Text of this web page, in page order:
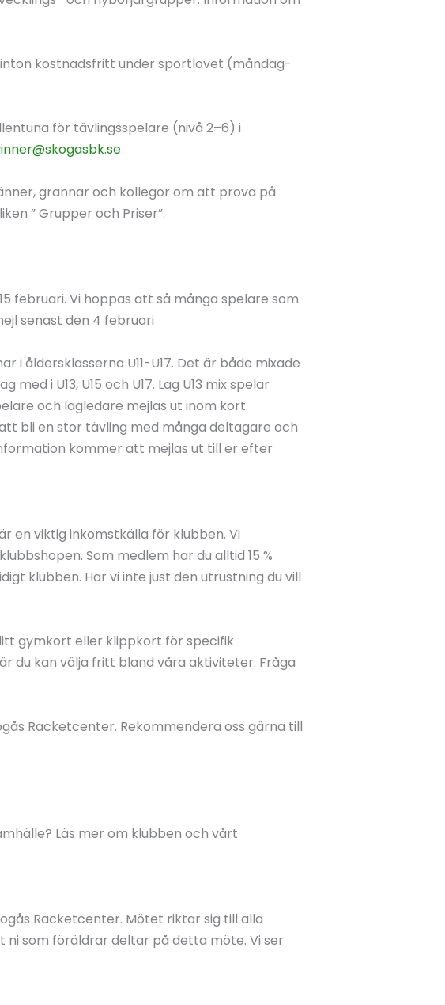
kostnadsfritt under sportlovet (måndag-
för tävlingsspelare (nivå 2–6) i
grannar och kollegor om att prova på
” Grupper och Priser”.
februari. Vi hoppas att så många spelare som
senast den 4 februari
åldersklasserna U11-U17. Det är både mixade
i U13, U15 och U17. Lag U13 mix spelar
och lagledare mejlas ut inom kort.
bli en stor tävling med många deltagare och
kommer att mejlas ut till er efter
en viktig inkomstkälla för klubben. Vi
Som medlem har du alltid 15 %
klubben. Har vi inte just den utrustning du vill
gymkort eller klippkort för specifik
du kan välja fritt bland våra aktiviteter. Fråga
Racketcenter. Rekommendera oss gärna till
Läs mer om klubben och vårt
Racketcenter. Mötet riktar sig till alla
ni som föräldrar deltar på detta möte. Vi ser